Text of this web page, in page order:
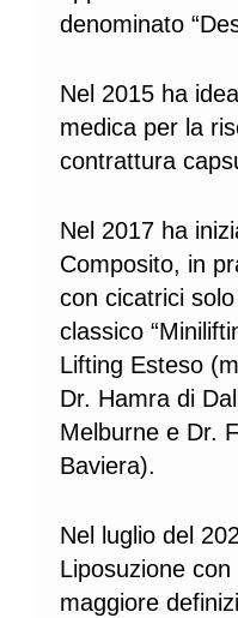
denominato
Nel 2015 ha
medica per la
contrattura
Nel 2017 ha
Composito, in
con cicatrici
classico
Lifting Esteso
Dr. Hamra di
Melburne e Dr.
Baviera).
Nel luglio del
Liposuzione
maggiore